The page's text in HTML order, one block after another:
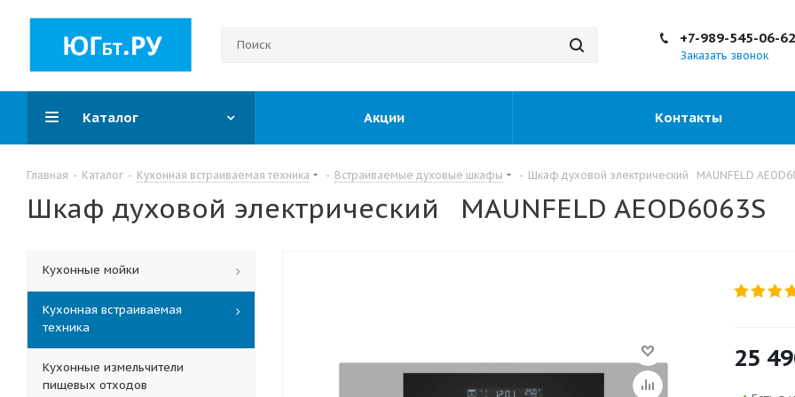
+7-989-545-06-62
Заказать звонок
Каталог Акции Контакты
Главная - Каталог - Кухонная встраиваемая техника - Встраиваемые духовые шкафы - Шкаф духовой электрический MAUNFELD
Шкаф духовой электрический MAUNFELD AEOD6063S
25
Кухонные мойки
Кухонная встраиваемая
техника
Кухонные измельчители
пищевых отходов